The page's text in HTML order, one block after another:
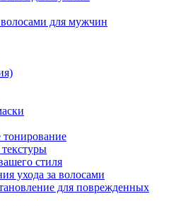
для мужчин
стиля
ухода за волосами
для поврежденных